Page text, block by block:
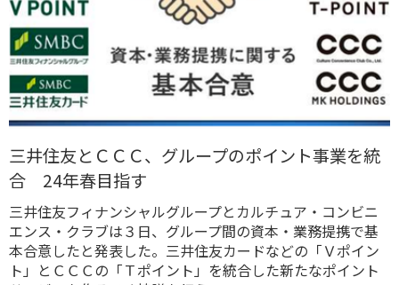
三井住友とＣＣＣ、グループのポイント事業を統
合 24年春目指す
三井住友フィナンシャルグループとカルチュア・コンビニ
エンス・クラブは３日、グループ間の資本・業務提携で基
本合意したと発表した。三井住友カードなどの「Ｖポイン
ト」とＣＣＣの「Ｔポイント」を統合した新たなポイント